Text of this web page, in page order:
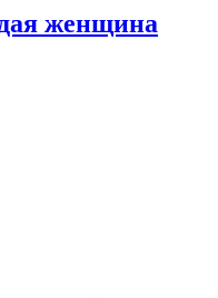
женщина